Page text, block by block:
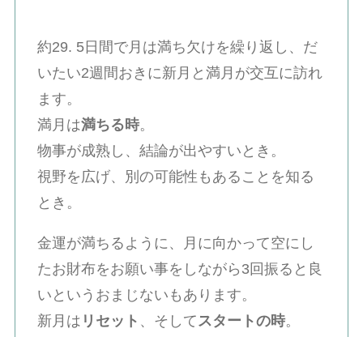
約29. 5日間で月は満ち欠けを繰り返し、だ
いたい2週間おきに新月と満月が交互に訪れ
ます。
満月は満ちる時。
物事が成熟し、結論が出やすいとき。
視野を広げ、別の可能性もあることを知る
とき。
金運が満ちるように、月に向かって空にし
たお財布をお願い事をしながら3回振ると良
いというおまじないもあります。
新月は リセット 、そして スタートの時。